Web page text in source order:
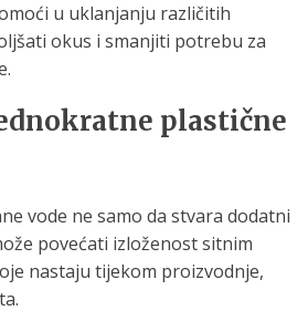
u uklanjanju različitih
okus i smanjiti potrebu za
plastične
vode ne samo da stvara dodatni
povećati izloženost sitnim
nastaju tijekom proizvodnje,